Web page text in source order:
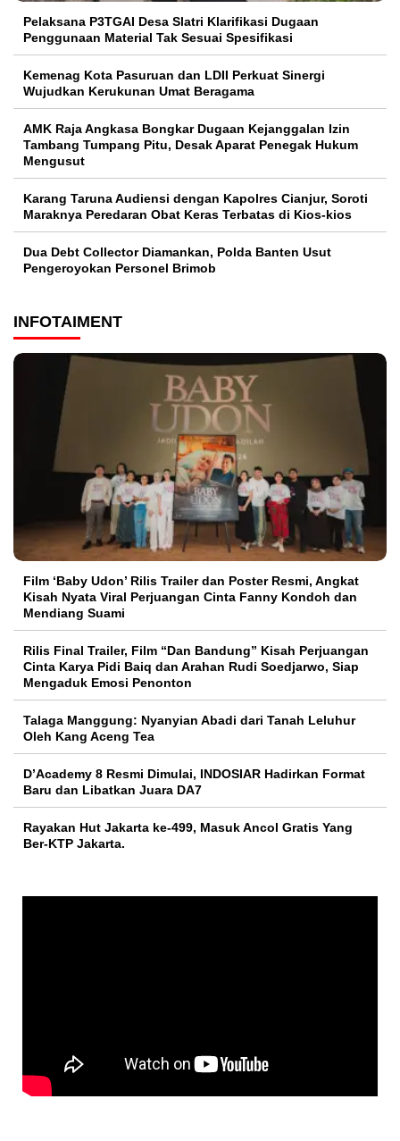
Pelaksana P3TGAI Desa Slatri Klarifikasi Dugaan
Penggunaan Material Tak Sesuai Spesifikasi
Kemenag Kota Pasuruan dan LDII Perkuat Sinergi
Wujudkan Kerukunan Umat Beragama
AMK Raja Angkasa Bongkar Dugaan Kejanggalan Izin
Tambang Tumpang Pitu, Desak Aparat Penegak Hukum
Mengusut
Karang Taruna Audiensi dengan Kapolres Cianjur, Soroti
Maraknya Peredaran Obat Keras Terbatas di Kios-kios
Dua Debt Collector Diamankan, Polda Banten Usut
Pengeroyokan Personel Brimob
INFOTAIMENT
Film ‘Baby Udon’ Rilis Trailer dan Poster Resmi, Angkat
Kisah Nyata Viral Perjuangan Cinta Fanny Kondoh dan
Mendiang Suami
Rilis Final Trailer, Film “Dan Bandung” Kisah Perjuangan
Cinta Karya Pidi Baiq dan Arahan Rudi Soedjarwo, Siap
Mengaduk Emosi Penonton
Talaga Manggung: Nyanyian Abadi dari Tanah Leluhur
Oleh Kang Aceng Tea
D’Academy 8 Resmi Dimulai, INDOSIAR Hadirkan Format
Baru dan Libatkan Juara DA7
Rayakan Hut Jakarta ke-499, Masuk Ancol Gratis Yang
Ber-KTP Jakarta.